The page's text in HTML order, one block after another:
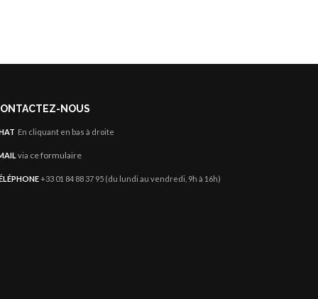
NOUS
En cliquant en bas à droite
via ce formulaire
+33 01 84 88 37 95 (du lundi au vendredi, 9h à 16h)